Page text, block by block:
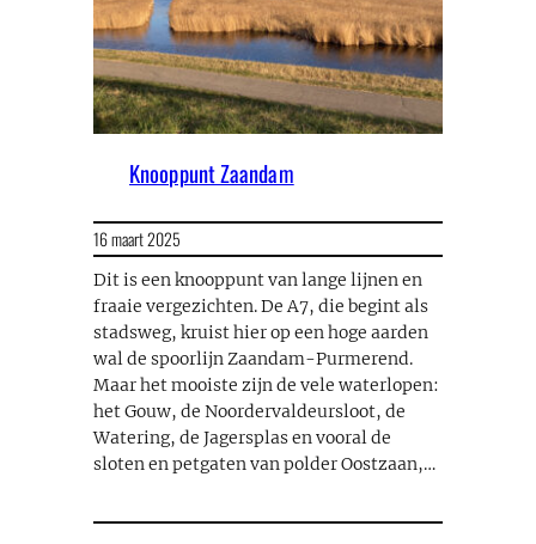
Knooppunt Zaandam
16 maart 2025
Dit is een knooppunt van lange lijnen en
fraaie vergezichten. De A7, die begint als
stadsweg, kruist hier op een hoge aarden
wal de spoorlijn Zaandam-Purmerend.
Maar het mooiste zijn de vele waterlopen:
het Gouw, de Noordervaldeursloot, de
Watering, de Jagersplas en vooral de
sloten en petgaten van polder Oostzaan,…